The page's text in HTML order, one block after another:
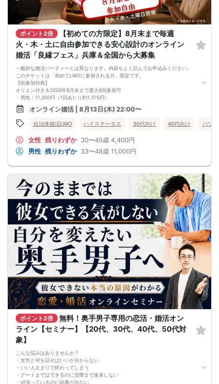
ポイント2倍
【初めての方限定】8月末まで毎週
火・木・土に自由参加できる安心設計のオンライン
婚活「良縁フェス」兵庫＆全国から大募集
一般的な婚活パーティーとは異なります。内容をよく読んでお申込みください。
このチケットは「初めてLMOに参加される方」限定です。
【初参加特典】
オリエン付き＆2026年8月末まで最大8回参加可
・男性：11,000円（1回あたり約1,375円）
・女性：4,400円（1回あたり約550円）
LMO「良縁フェス」は、複数回の交流を通じて人柄や相性をじっくり確かめられ
るオンライン婚活イベントです。
毎回のグループ交流で少しずつ距離を縮めながら、自分らしい関わり方を試して
＜参加できる日程＞
初参加オリエン（必須）：8月13日（木） 22:00〜22:30
交流1回目：同日 22:30〜24:00
＜お見合い申請期限＞
8月30日 20:00まで
同期間に参加した異性の中から1名に申請できます。お相手が了承するとお見合い
が成立し、オンラインで約30分1対1で対話できます。
＜最低遂行人数＞
8月末までに最大8回の交流機会を設け、男女各10名以上の方と出会えるよう募
集・運営します。
＜新規募集対象＞
・女性：30〜45歳
・男性：33〜48歳かつ士業・公務員・正社員のいずれか
・男女共通：病気療養中の方は全快後にご参加ください。
＜おことわり＞
※開催案内（中止連絡含む）は初回開始15分前までにお送りします。
※全国から募集しています。日本国内在住で日本からオンライン参加できる方に限
ります（EEA等を含む海外からの利用不可）。
※新規募集の対象年齢はバランス調整のため変動する場合があります。
※自治体連携時やリピート参加される場合、参加条件が異なることがあります。
※イベント中の連絡先交換は禁止です（交換はお見合い成立後、運営を通じて行い
ます）。
オンライン婚活 | 8月13日(木) 22:00〜
自治体婚活LMO ハイステータス 30代向け 40代向け バツ
女性 残りわずか 30〜45歳 4,400円
男性 残りわずか 33〜48歳 11,000円
ポイント2倍
無料！奥手男子専用の恋活・婚活オン
ライン【セミナー】【20代、30代、40代、50代対
象】
こんな悩みはありませんか？
・女性と何を話せばいいか分からない
・いい人止まりで終わってしまう
・デートまではできるのに交際まで進展しない
・頑張っているのに結果が出ない